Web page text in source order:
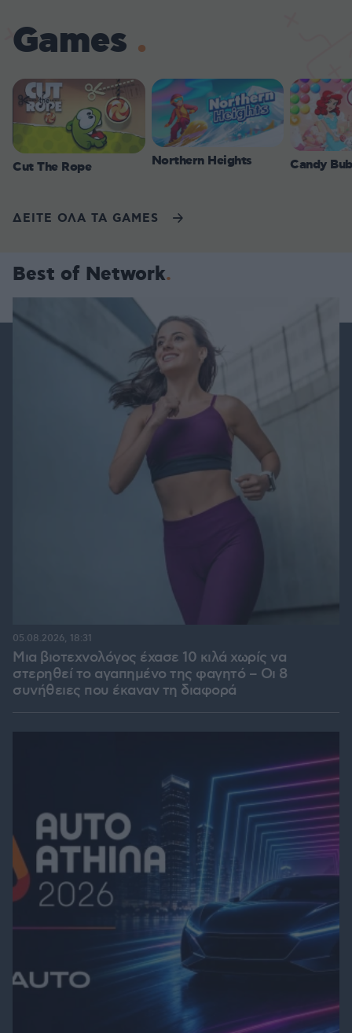
Games
Cut The Rope Northern Heights Candy
ΔΕΙΤΕ ΟΛΑ ΤΑ GAMES
Best of Network
Μια βιοτεχνολόγος έχασε 10 κιλά χωρίς να
στερηθεί το αγαπημένο της φαγητό – Οι 8
συνήθειες που έκαναν τη διαφορά
05.08.2026, 18:31